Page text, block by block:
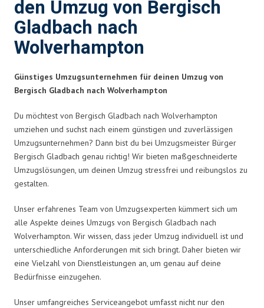
den Umzug von Bergisch
Gladbach nach
Wolverhampton
Günstiges Umzugsunternehmen für deinen Umzug von
Bergisch Gladbach nach Wolverhampton
Du möchtest von Bergisch Gladbach nach Wolverhampton
umziehen und suchst nach einem günstigen und zuverlässigen
Umzugsunternehmen? Dann bist du bei Umzugsmeister Bürger
Bergisch Gladbach genau richtig! Wir bieten maßgeschneiderte
Umzugslösungen, um deinen Umzug stressfrei und reibungslos zu
gestalten.
Unser erfahrenes Team von Umzugsexperten kümmert sich um
alle Aspekte deines Umzugs von Bergisch Gladbach nach
Wolverhampton. Wir wissen, dass jeder Umzug individuell ist und
unterschiedliche Anforderungen mit sich bringt. Daher bieten wir
eine Vielzahl von Dienstleistungen an, um genau auf deine
Bedürfnisse einzugehen.
Unser umfangreiches Serviceangebot umfasst nicht nur den